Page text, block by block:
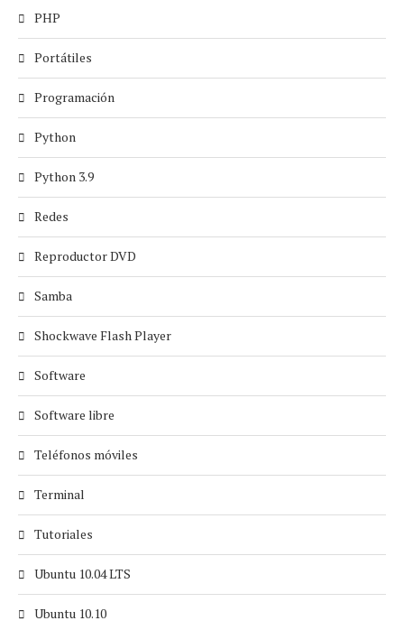
PHP
Portátiles
Programación
Python
Python 3.9
Redes
Reproductor DVD
Samba
Shockwave Flash Player
Software
Software libre
Teléfonos móviles
Terminal
Tutoriales
Ubuntu 10.04 LTS
Ubuntu 10.10